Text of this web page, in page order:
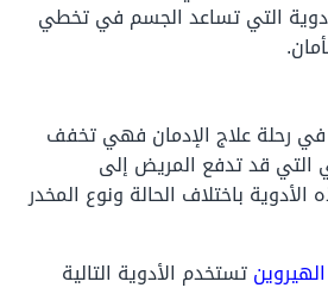
التي تساعد الجسم في تخطي
في رحلة علاج الإدمان فهي تخفف
التي قد تدفع المريض إلى
باختلاف الحالة ونوع المخدر
تستخدم الأدوية التالية